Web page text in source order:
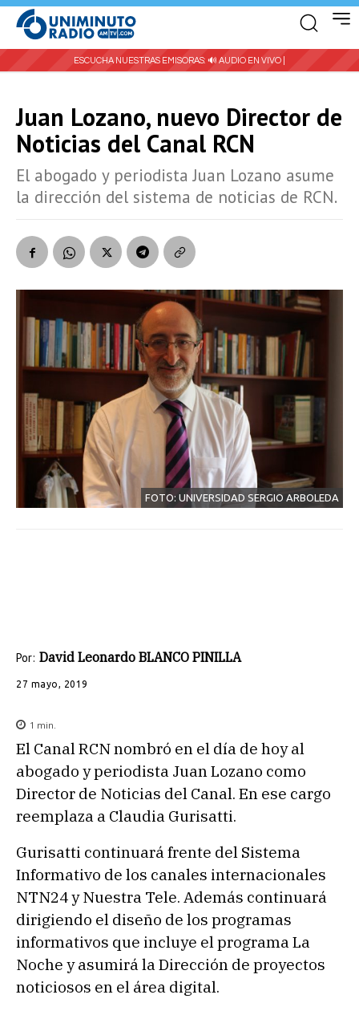
ESCUCHA NUESTRAS EMISORAS: 🔊 AUDIO EN VIVO |
Juan Lozano, nuevo Director de
Noticias del Canal RCN
El abogado y periodista Juan Lozano asume
la dirección del sistema de noticias de RCN.
FOTO: UNIVERSIDAD SERGIO ARBOLEDA
Por: David Leonardo BLANCO PINILLA
27 mayo, 2019
1 min.
El Canal RCN nombró en el día de hoy al
abogado y periodista Juan Lozano como
Director de Noticias del Canal. En ese cargo
reemplaza a Claudia Gurisatti.
Gurisatti continuará frente del Sistema
Informativo de los canales internacionales
NTN24 y Nuestra Tele. Además continuará
dirigiendo el diseño de los programas
informativos que incluye el programa La
Noche y asumirá la Dirección de proyectos
noticiosos en el área digital.